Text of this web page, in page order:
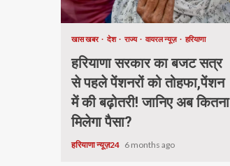
खास खबर देश राज्य वायरल न्यूज़ हरियाणा
हरियाणा सरकार का बजट सत्र
से पहले पेंशनरों को तोहफा,पेंशन
में की बढ़ोतरी! जानिए अब कितना
मिलेगा पैसा?
हरियाणा न्यूज़24 6 months ago